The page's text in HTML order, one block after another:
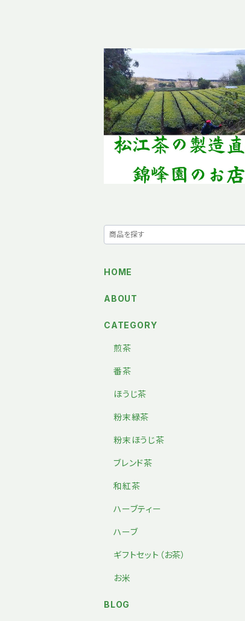
HOME
ABOUT
CATEGORY
煎茶
番茶
ほうじ茶
粉末緑茶
粉末ほうじ茶
ブレンド茶
和紅茶
ハーブティー
ハーブ
ギフトセット（お茶）
お米
BLOG